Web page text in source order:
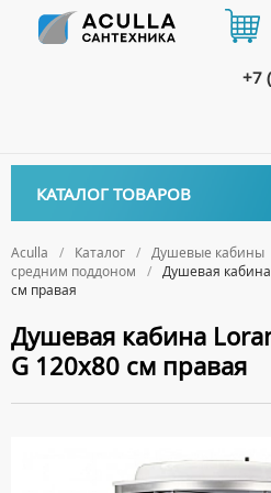
Aculla Каталог Душевые кабины
средним поддоном
Душевая кабина
см правая
Душевая кабина
G 120х80 см правая
КАТАЛОГ ТОВАРОВ
ДЕРЖАТЕЛИ
ДОЗАТОРЫ ДЛЯ МЫЛА
ЕРШИКИ
ПОЛОТЕНЦЕДЕРЖАТЕЛИ
Биде
КРЫШКИ ДЛЯ БИДЕ
АКРИЛОВЫЕ ВАННЫ
СТАЛЬНЫЕ ВАННЫ
Ванны комплектующие
БОКОВЫЕ ПАНЕЛИ
ПОДГОЛОВНИКИ
Водонагреватели
ВОДОНАГРЕВАТЕЛИ
ДУШЕВЫЕ ДВЕРИ
Встройка
+7